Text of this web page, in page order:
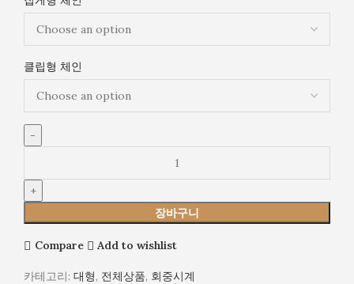
클립형 체인
장바구니
Compare Add to wishlist
카테고리: 대형, 전체상품, 회중시계